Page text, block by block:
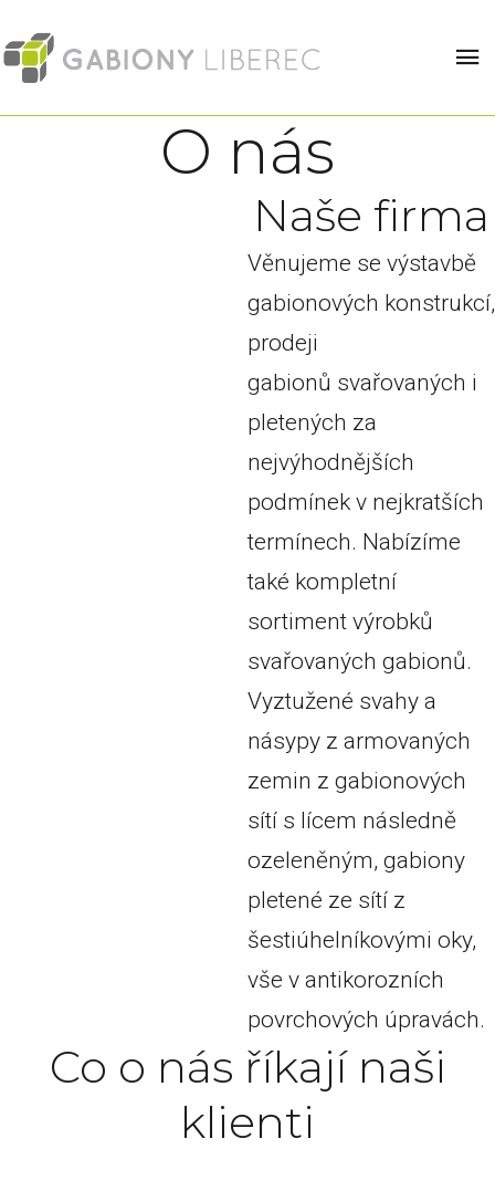
O nás
Naše firma
Věnujeme se výstavbě
gabionových konstrukcí,
prodeji
gabionů svařovaných i
pletených za
nejvýhodnějších
podmínek v nejkratších
termínech. Nabízíme
také kompletní
sortiment výrobků
svařovaných gabionů.
Vyztužené svahy a
násypy z armovaných
zemin z gabionových
sítí s lícem následně
ozeleněným, gabiony
pletené ze sítí z
šestiúhelníkovými oky,
vše v antikorozních
povrchových úpravách.
Co o nás říkají naši
klienti